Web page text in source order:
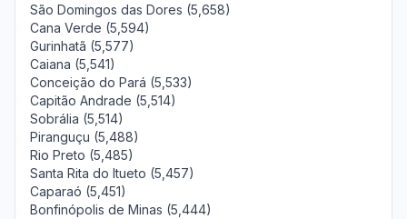
São Domingos das Dores (5,658)
Cana Verde (5,594)
Gurinhatã (5,577)
Caiana (5,541)
Conceição do Pará (5,533)
Capitão Andrade (5,514)
Sobrália (5,514)
Piranguçu (5,488)
Rio Preto (5,485)
Santa Rita do Itueto (5,457)
Caparaó (5,451)
Bonfinópolis de Minas (5,444)